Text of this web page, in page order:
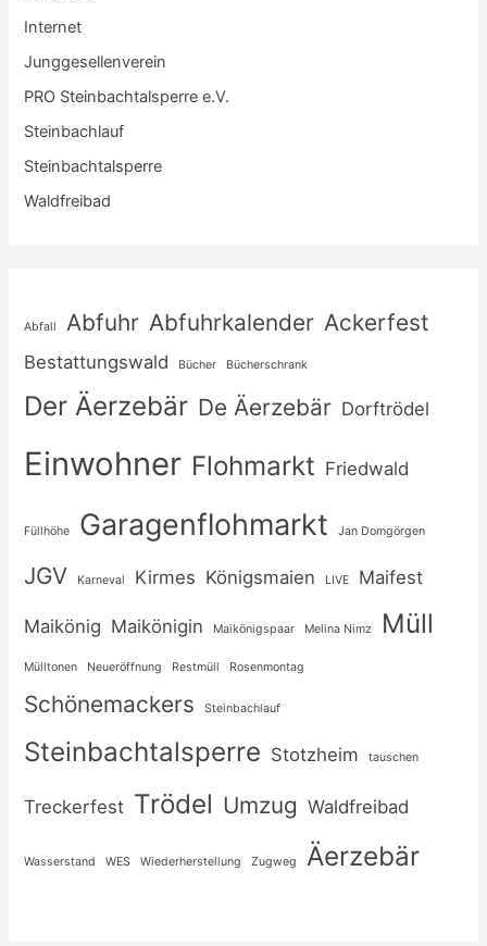
Internet
Junggesellenverein
PRO Steinbachtalsperre e.V.
Steinbachlauf
Steinbachtalsperre
Waldfreibad
Abfall Abfuhr Abfuhrkalender Ackerfest
Bestattungswald Bücher Bücherschrank
Der Äerzebär De Äerzebär Dorftrödel
Einwohner Flohmarkt Friedwald
Füllhöhe Garagenflohmarkt Jan Domgörgen
JGV Karneval Kirmes Königsmaien LIVE Maifest
Maikönig Maikönigin Maikönigspaar Melina Nimz Müll
Mülltonen Neueröffnung Restmüll Rosenmontag
Schönemackers Steinbachlauf
Steinbachtalsperre Stotzheim tauschen
Treckerfest Trödel Umzug Waldfreibad
Wasserstand WES Wiederherstellung Zugweg Äerzebär